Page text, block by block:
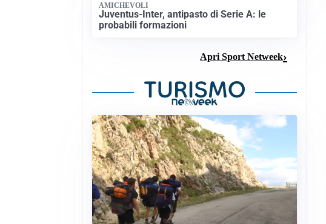
AMICHEVOLI
Juventus-Inter, antipasto di Serie A: le
probabili formazioni
Apri Sport Netweek